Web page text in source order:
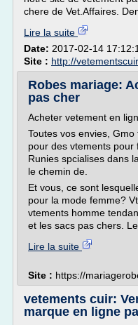
chere de Vet.Affaires.
Lire la suite
Date: 2017-02-14
Site : http://
Robes mariage:
pas cher
Acheter vetement en
Toutes vos envies,
pour des vtements pour
Runies spcialises dans
le chemin de.
Et vous, ce sont
pour la mode femme?
vtements homme
et les sacs pas chers.
Lire la suite
Site : https://
vetements cuir:
marque en ligne